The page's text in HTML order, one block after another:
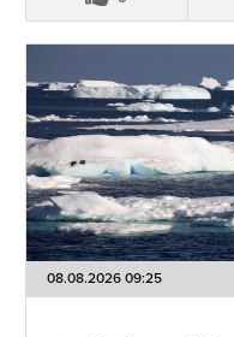
08.08.2026 09:25